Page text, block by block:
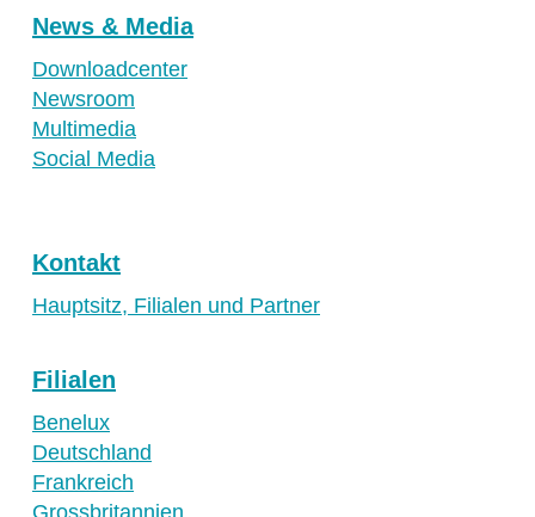
News & Media
Downloadcenter
Newsroom
Multimedia
Social Media
Kontakt
Hauptsitz, Filialen und Partner
Filialen
Benelux
Deutschland
Frankreich